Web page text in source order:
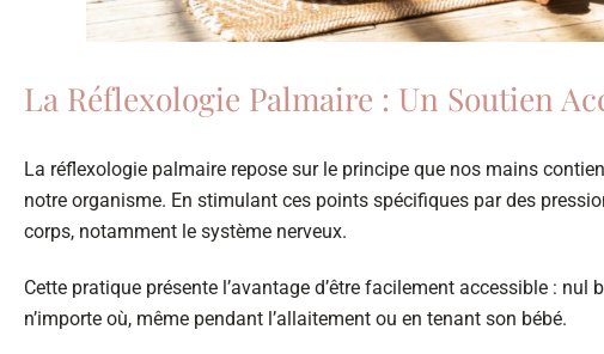
La Réflexologie Palmaire : Un Soutien
La réflexologie palmaire repose sur le principe que nos mains
notre organisme. En stimulant ces points spécifiques par des
corps, notamment le système nerveux.
Cette pratique présente l’avantage d’être facilement accessible :
n’importe où, même pendant l’allaitement ou en tenant son bébé.